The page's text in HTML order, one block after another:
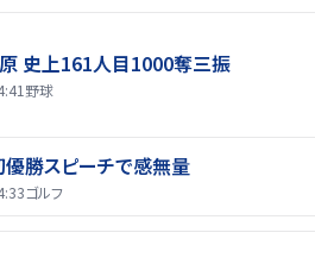
史上161人目1000奪三振
野球
勝スピーチで感無量
ゴルフ